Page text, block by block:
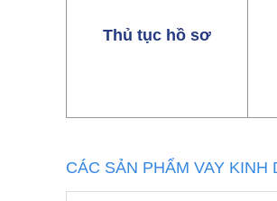
Thủ tục hồ sơ
CÁC SẢN PHẨM VAY KINH